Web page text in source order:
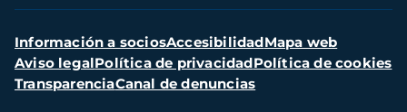
Menú
secundario
Información a sociosAccesibilidadMapa web
Aviso legalPolítica de privacidadPolítica de cookies
TransparenciaCanal de denuncias